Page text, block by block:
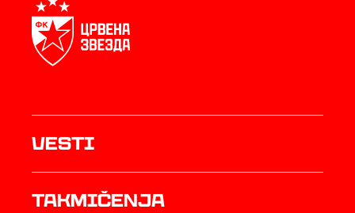
Vesti
Takmičenja